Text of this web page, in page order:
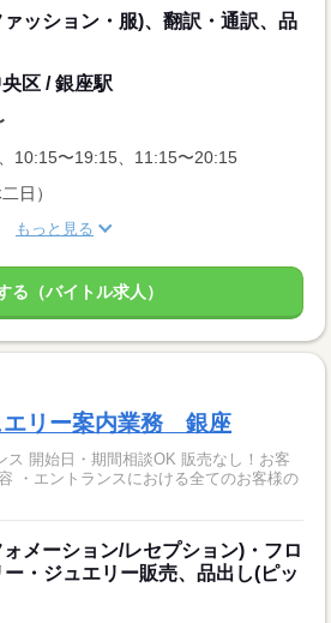
ッション・服)、翻訳・通訳、品
区 / 銀座駅
10:15〜19:15、11:15〜20:15
日）
もっと見る
る（バイトル求人）
エリー案内業務 銀座
ス 開始日・期間相談OK 販売なし！お客
・エントランスにおける全てのお客様の
メーション/レセプション)・フロ
・ジュエリー販売、品出し(ピッ